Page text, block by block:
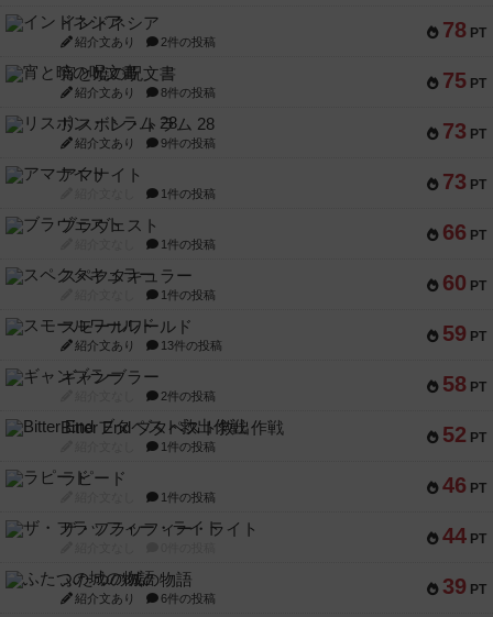
78 PT
インドネシア
紹介文あり 2件の投稿
75 PT
宵と暁の呪文書
紹介文あり 8件の投稿
73 PT
リスボン・トラム 28
紹介文あり 9件の投稿
73 PT
アマナイト
1件の投稿
66 PT
ブラヴェスト
1件の投稿
60 PT
スペクタキュラー
1件の投稿
59 PT
スモールワールド
紹介文あり 13件の投稿
58 PT
ギャンブラー
2件の投稿
52 PT
Bitter End ブタペスト救出作戦
1件の投稿
46 PT
ラピード
1件の投稿
44 PT
ザ・フラッフィー・ライト
39 PT
ふたつの城の物語
紹介文あり 6件の投稿